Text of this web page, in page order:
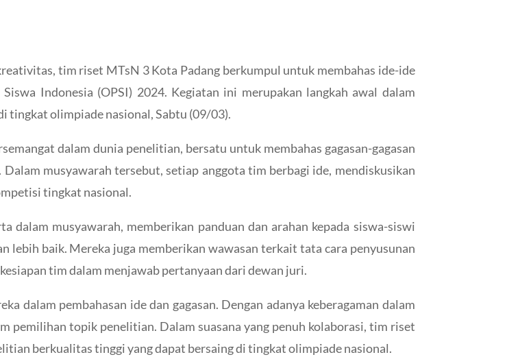
tim riset MTsN 3 Kota Padang berkumpul untuk membahas ide-ide
Indonesia (OPSI) 2024. Kegiatan ini merupakan langkah awal dalam
tingkat olimpiade nasional, Sabtu (09/03).
dalam dunia penelitian, bersatu untuk membahas gagasan-gagasan
musyawarah tersebut, setiap anggota tim berbagi ide, mendiskusikan
tingkat nasional.
musyawarah, memberikan panduan dan arahan kepada siswa-siswi
lebih baik. Mereka juga memberikan wawasan terkait tata cara penyusunan
tim dalam menjawab pertanyaan dari dewan juri.
dalam pembahasan ide dan gagasan. Dengan adanya keberagaman dalam
pemilihan topik penelitian. Dalam suasana yang penuh kolaborasi, tim riset
berkualitas tinggi yang dapat bersaing di tingkat olimpiade nasional.